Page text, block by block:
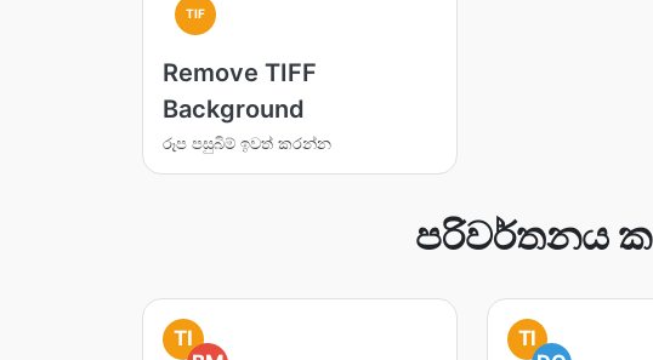
TIF
Remove TIFF
Background
රූප පසුබිම් ඉවත් කරන්න
පරිවර්තනය
TI
TI